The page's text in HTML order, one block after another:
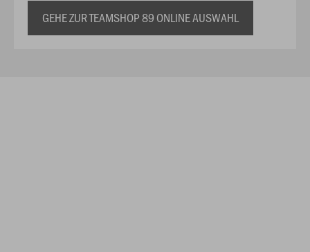
GEHE ZUR TEAMSHOP 89 ONLINE AUSWAHL